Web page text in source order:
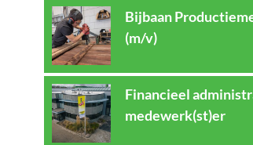
Bijbaan
(m/v)
Financieel
medewerk(st)er